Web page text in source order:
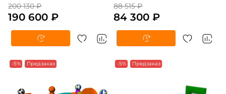
200 130 ₽
190 600 ₽
88 515 ₽
84 300 ₽
-5% Предзаказ -5% Предзаказ